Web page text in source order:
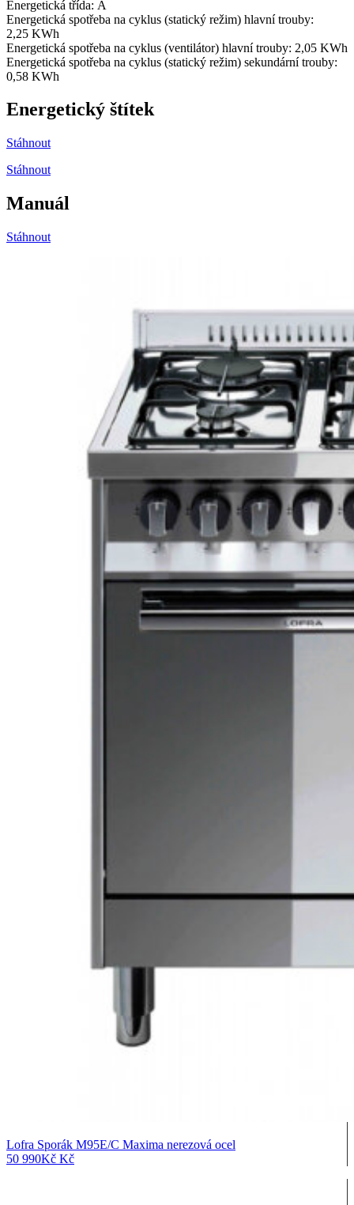
Energetická třída: A
Energetická spotřeba na cyklus (statický režim) hlavní trouby:
2,25 KWh
Energetická spotřeba na cyklus (ventilátor) hlavní trouby: 2,05 KWh
Energetická spotřeba na cyklus (statický režim) sekundární trouby:
0,58 KWh
Energetický štítek
Stáhnout
Stáhnout
Manuál
Stáhnout
Lofra Sporák M95E/C Maxima nerezová ocel
50 990Kč Kč